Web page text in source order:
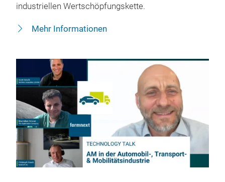
industriellen Wertschöpfungskette.
Mehr Informationen